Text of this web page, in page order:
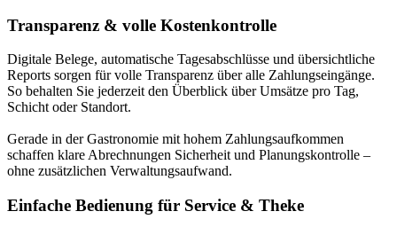
Transparenz & volle Kostenkontrolle
Digitale Belege, automatische Tagesabschlüsse und übersichtliche
Reports sorgen für volle Transparenz über alle Zahlungseingänge.
So behalten Sie jederzeit den Überblick über Umsätze pro Tag,
Schicht oder Standort.
Gerade in der Gastronomie mit hohem Zahlungsaufkommen
schaffen klare Abrechnungen Sicherheit und Planungskontrolle –
ohne zusätzlichen Verwaltungsaufwand.
Einfache Bedienung für Service & Theke